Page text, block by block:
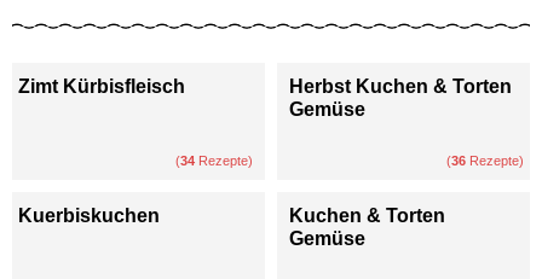
Zimt Kürbisfleisch
(34 Rezepte)
Herbst Kuchen & Torten
Gemüse
(36 Rezepte)
Kuerbiskuchen
Kuchen & Torten
Gemüse